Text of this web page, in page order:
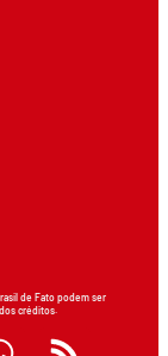
de Fato podem ser
créditos.